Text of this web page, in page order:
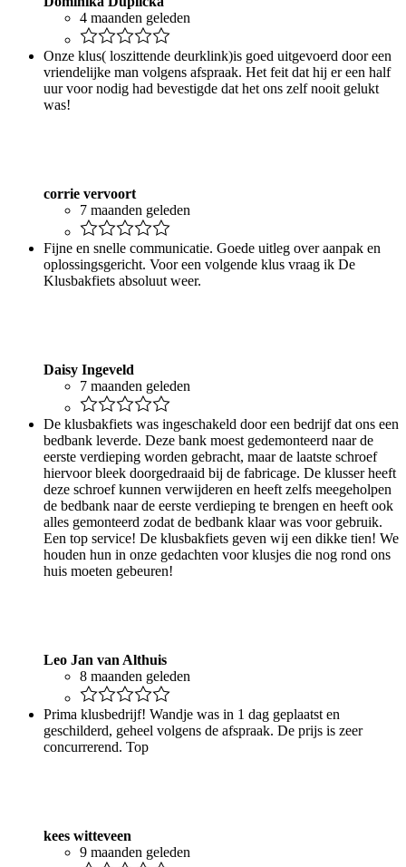
4 maanden geleden
Onze klus( loszittende deurklink)is goed uitgevoerd door een
vriendelijke man volgens afspraak. Het feit dat hij er een half
uur voor nodig had bevestigde dat het ons zelf nooit gelukt
was!
corrie vervoort
7 maanden geleden
Fijne en snelle communicatie. Goede uitleg over aanpak en
oplossingsgericht. Voor een volgende klus vraag ik De
Klusbakfiets absoluut weer.
Daisy Ingeveld
7 maanden geleden
De klusbakfiets was ingeschakeld door een bedrijf dat ons een
bedbank leverde. Deze bank moest gedemonteerd naar de
eerste verdieping worden gebracht, maar de laatste schroef
hiervoor bleek doorgedraaid bij de fabricage. De klusser heeft
deze schroef kunnen verwijderen en heeft zelfs meegeholpen
de bedbank naar de eerste verdieping te brengen en heeft ook
alles gemonteerd zodat de bedbank klaar was voor gebruik.
Een top service! De klusbakfiets geven wij een dikke tien! We
houden hun in onze gedachten voor klusjes die nog rond ons
huis moeten gebeuren!
Leo Jan van Althuis
8 maanden geleden
Prima klusbedrijf! Wandje was in 1 dag geplaatst en
geschilderd, geheel volgens de afspraak. De prijs is zeer
concurrerend. Top
kees witteveen
9 maanden geleden